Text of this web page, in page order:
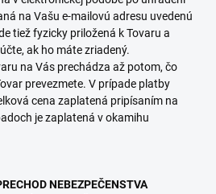
na Vašu e-mailovú adresu uvedenú
tiež fyzicky priložená k Tovaru a
ak ho máte zriadený.
na Vás prechádza až potom, čo
prevezmete. V prípade platby
cena zaplatená pripísaním na
je zaplatená v okamihu
NEBEZPEČENSTVA